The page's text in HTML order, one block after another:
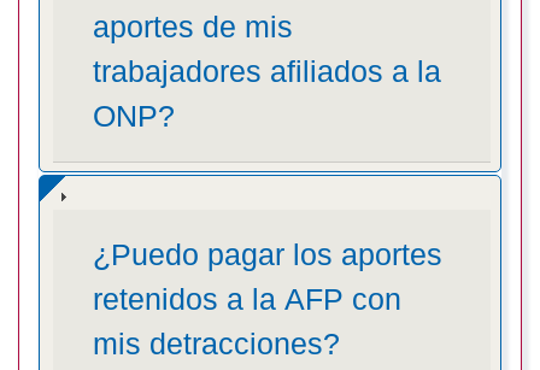
aportes de mis
trabajadores afiliados a la
ONP?
¿Puedo pagar los aportes
retenidos a la AFP con
mis detracciones?